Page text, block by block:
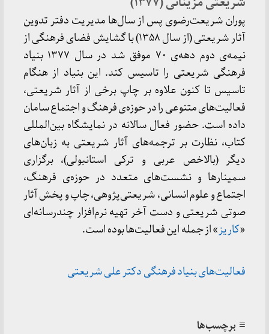
پوران شریعت‌رضوی پس از سال‌ها مدیریت دفتر تدوین
آثار شریعتی (از سال ۱۳۵۸) با گشایش فضای فرهنگی از
نیمه‌ی دوم دهه‌ی ۷۰ موفق شد در سال ۱۳۷۷ بنیاد
فرهنگی شریعتی را تاسیس کند. این بنیاد از هنگام
تاسیس تا کنون علاوه بر چاپ برخی از آثار شریعتی،
فعالیت‌های متنوعی را در حوزه‌ی فرهنگ و اجتماع سامان
داده است. حضور فعال سالانه در نمایشگاه بین‌المللی
کتاب، نظارت بر ترجمه‌های آثار شریعتی به زبان‌های
دیگر (بالاخص عربی و ترکی استانبولی)، برگزاری
سمینارها و نشست‌های متعدد در حوزه‌ی فرهنگ،
اجتماع و علوم انسانی، شریعتی‌پژوهی، چاپ و پخش آثار
صوتی شریعتی و دست آخر تهیه نرم‌افزار چندرسانه‌ای
«کاریز» از جمله‌ این فعالیت‌ها بوده است.
فعالیت‌های بنیاد فرهنگی دکتر علی شریعتی
≡ برچسب‌ها